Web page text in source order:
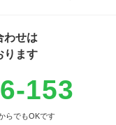
わせは
ります
153
らでもOKです